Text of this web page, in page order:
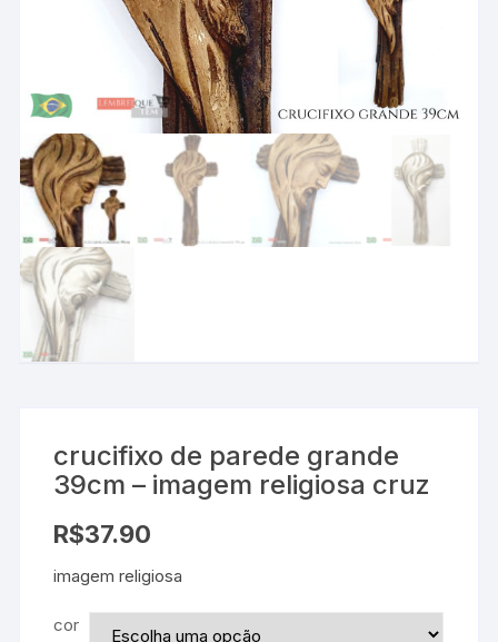
crucifixo de parede grande
39cm – imagem religiosa cruz
R$37.90
imagem religiosa
cor